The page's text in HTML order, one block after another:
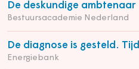
De deskundige ambtenaar
Bestuursacademie Nederland
De diagnose is gesteld.
Energiebank